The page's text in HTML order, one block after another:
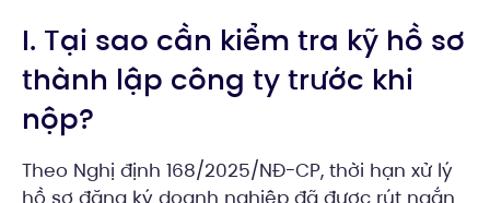
I. Tại sao cần kiểm tra kỹ hồ sơ
thành lập công ty trước khi
nộp?
Theo Nghị định 168/2025/NĐ-CP, thời hạn xử lý
hồ sơ đăng ký doanh nghiệp đã được rút ngắn